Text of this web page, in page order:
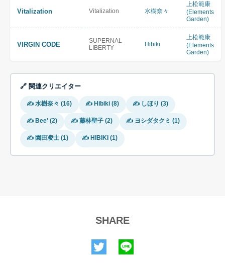
Vitalization Vitalization 水樹奈々
上松範康
(Elements
Garden)
VIRGIN CODE
SUPERNAL
LIBERTY
Hibiki
上松範康
(Elements
Garden)
🔗 関連クリエイター
✍ 水樹奈々 (16) ✍ Hibiki (8) ✍ しほり (3)
✍ Bee' (2) ✍ 藤林聖子 (2) ✍ ヨシダタクミ (1)
✍ 園田凌士 (1) ✍ HIBIKI (1)
SHARE